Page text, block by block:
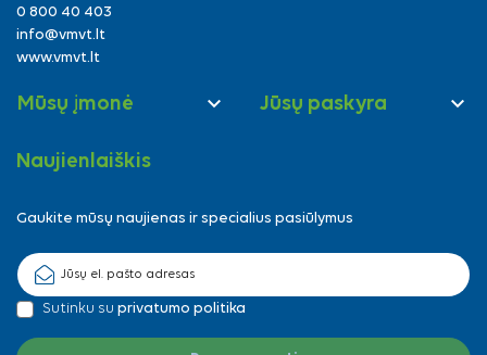
0 800 40 403
info@vmvt.lt
www.vmvt.lt
Mūsų įmonė  Jūsų paskyra 
Naujienlaiškis
Gaukite mūsų naujienas ir specialius pasiūlymus
Sutinku su privatumo politika